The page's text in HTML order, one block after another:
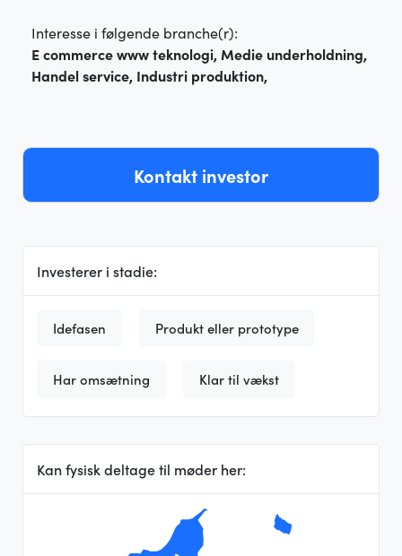
Interesse i følgende branche(r):
E commerce www teknologi, Medie underholdning,
Handel service, Industri produktion,
Kontakt investor
Investerer i stadie:
Idefasen Produkt eller prototype
Har omsætning Klar til vækst
Kan fysisk deltage til møder her: